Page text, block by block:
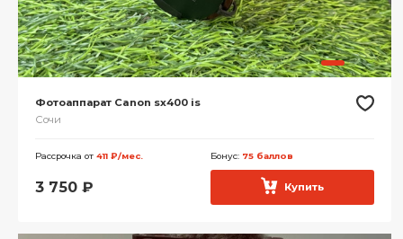
Фотоаппарат Canon sx400 is
Сочи
Рассрочка от 411 ₽/мес. Бонус: 75 баллов
3 750 ₽ Купить